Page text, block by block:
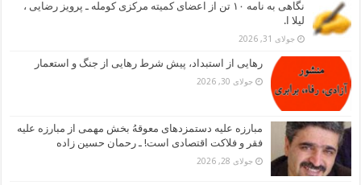
نگاهی به نامه ۱۰ تن از اعضای کمیته مرکزی کومله ـ پرویز رضایی ،
لیلا ا.
جولای 31, 2026
رهایی از استبداد، پیش شرط رهایی از جنگ و استعمار
جولای 30, 2026
مبارزه علیه دستمزدهای معوقهُ بخش مهمی از مبارزه علیه
فقر و فلاکت اقتصادی است! ـ رحمان حسین زاده
جولای 28, 2026